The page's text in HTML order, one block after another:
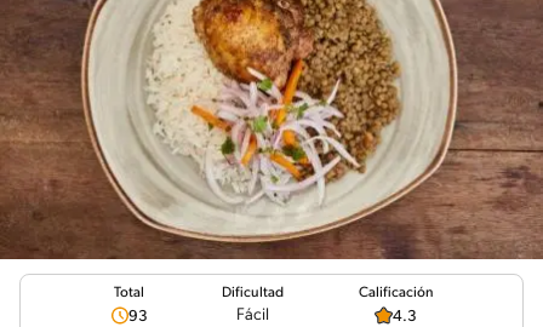
Total
93
Dificultad
Fácil
Calificación
4.3